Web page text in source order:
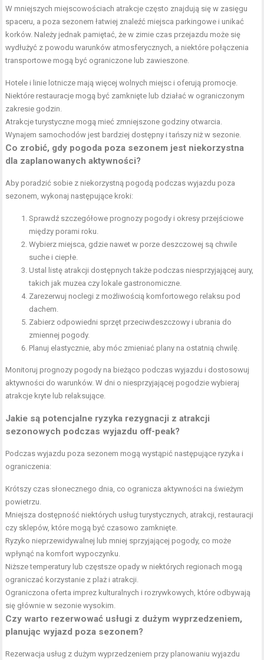
W mniejszych miejscowościach atrakcje często znajdują się w zasięgu
spaceru, a poza sezonem łatwiej znaleźć miejsca parkingowe i unikać
korków. Należy jednak pamiętać, że w zimie czas przejazdu może się
wydłużyć z powodu warunków atmosferycznych, a niektóre połączenia
transportowe mogą być ograniczone lub zawieszone.
Hotele i linie lotnicze mają więcej wolnych miejsc i oferują promocje.
Niektóre restauracje mogą być zamknięte lub działać w ograniczonym
zakresie godzin.
Atrakcje turystyczne mogą mieć zmniejszone godziny otwarcia.
Wynajem samochodów jest bardziej dostępny i tańszy niż w sezonie.
Co zrobić, gdy pogoda poza sezonem jest niekorzystna
dla zaplanowanych aktywności?
Aby poradzić sobie z niekorzystną pogodą podczas wyjazdu poza
sezonem, wykonaj następujące kroki:
Sprawdź szczegółowe prognozy pogody i okresy przejściowe
między porami roku.
Wybierz miejsca, gdzie nawet w porze deszczowej są chwile
suche i ciepłe.
Ustal listę atrakcji dostępnych także podczas niesprzyjającej aury,
takich jak muzea czy lokale gastronomiczne.
Zarezerwuj noclegi z możliwością komfortowego relaksu pod
dachem.
Zabierz odpowiedni sprzęt przeciwdeszczowy i ubrania do
zmiennej pogody.
Planuj elastycznie, aby móc zmieniać plany na ostatnią chwilę.
Monitoruj prognozy pogody na bieżąco podczas wyjazdu i dostosowuj
aktywności do warunków. W dni o niesprzyjającej pogodzie wybieraj
atrakcje kryte lub relaksujące.
Jakie są potencjalne ryzyka rezygnacji z atrakcji
sezonowych podczas wyjazdu off-peak?
Podczas wyjazdu poza sezonem mogą wystąpić następujące ryzyka i
ograniczenia:
Krótszy czas słonecznego dnia, co ogranicza aktywności na świeżym
powietrzu.
Mniejsza dostępność niektórych usług turystycznych, atrakcji, restauracji
czy sklepów, które mogą być czasowo zamknięte.
Ryzyko nieprzewidywalnej lub mniej sprzyjającej pogody, co może
wpłynąć na komfort wypoczynku.
Niższe temperatury lub częstsze opady w niektórych regionach mogą
ograniczać korzystanie z plaż i atrakcji.
Ograniczona oferta imprez kulturalnych i rozrywkowych, które odbywają
się głównie w sezonie wysokim.
Czy warto rezerwować usługi z dużym wyprzedzeniem,
planując wyjazd poza sezonem?
Rezerwacja usług z dużym wyprzedzeniem przy planowaniu wyjazdu